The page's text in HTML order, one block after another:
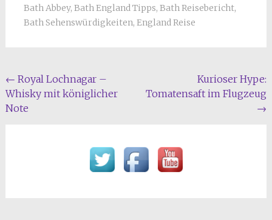
Bath Abbey, Bath England Tipps, Bath Reisebericht,
Bath Sehenswürdigkeiten, England Reise
Beitragsnavigation
← Royal Lochnagar –
Whisky mit königlicher
Note
Kurioser Hype:
Tomatensaft im Flugzeug
→